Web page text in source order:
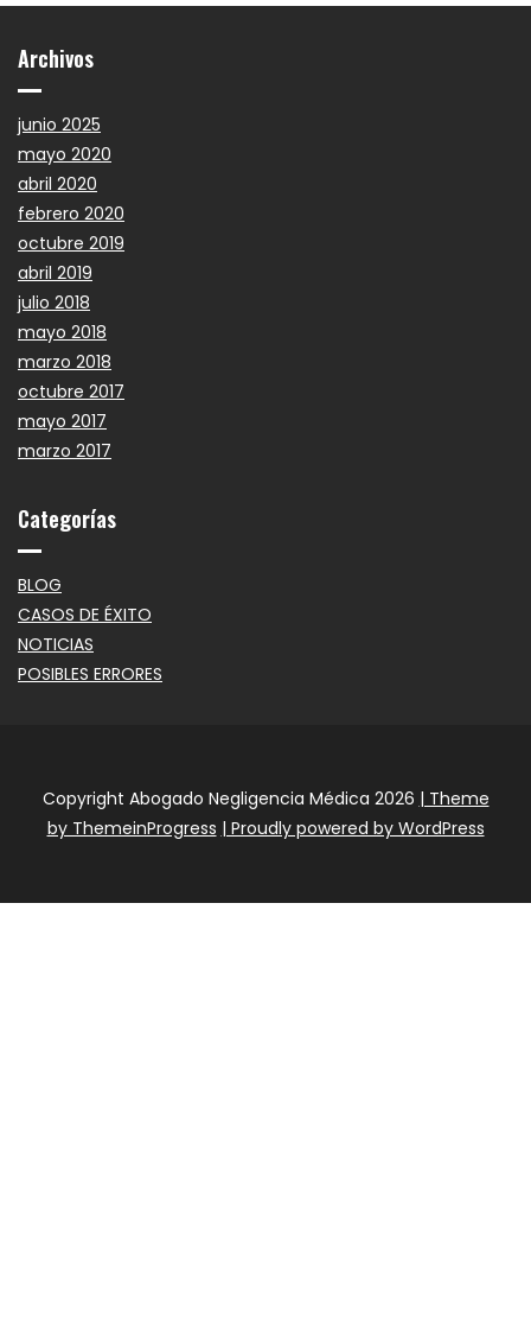
Archivos
junio 2025
mayo 2020
abril 2020
febrero 2020
octubre 2019
abril 2019
julio 2018
mayo 2018
marzo 2018
octubre 2017
mayo 2017
marzo 2017
Categorías
BLOG
CASOS DE ÉXITO
NOTICIAS
POSIBLES ERRORES
Copyright Abogado Negligencia Médica 2026 | Theme
by ThemeinProgress | Proudly powered by WordPress